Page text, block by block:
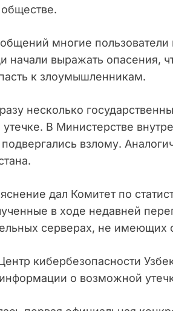
многие
начали выражать опасения,
к злоумышленникам.
несколько
В Министерстве
взлому.
дал Комитет по
в ходе недавней
серверах, не
кибербезопасности
о возможной